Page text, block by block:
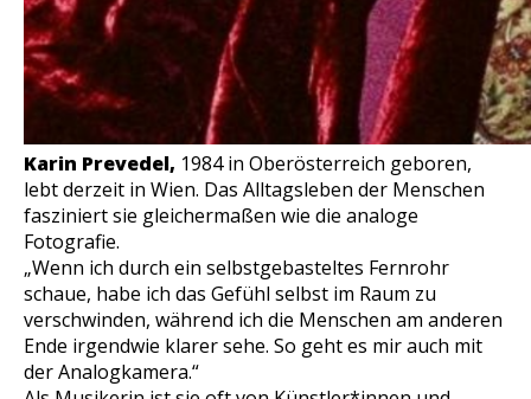
Karin Prevedel, 1984 in Oberösterreich geboren,
lebt derzeit in Wien. Das Alltagsleben der Menschen
fasziniert sie gleichermaßen wie die analoge
Fotografie.
„Wenn ich durch ein selbstgebasteltes Fernrohr
schaue, habe ich das Gefühl selbst im Raum zu
verschwinden, während ich die Menschen am anderen
Ende irgendwie klarer sehe. So geht es mir auch mit
der Analogkamera.“